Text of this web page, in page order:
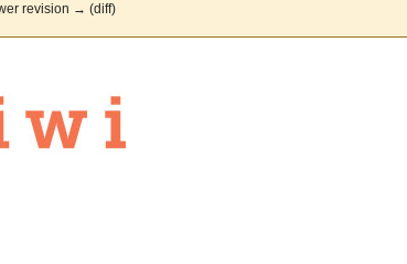
revision → (diff)